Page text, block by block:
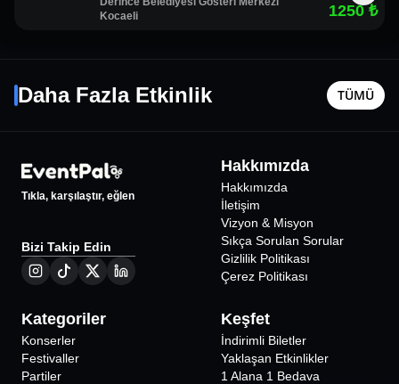
Kocaeli
1250₺
Daha Fazla Etkinlik TÜMÜ
Antalya• Antalya Aktüel Sahne
13
Antalya
Tıkla, karşılaştır, eğlen
Bizi Takip Edin
Hakkımızda
Hakkımızda
İletişim
Vizyon & Misyon
Sıkça Sorulan Sorular
Gizlilik Politikası
Çerez Politikası
Kategoriler
Konserler
Festivaller
Partiler
Keşfet
İndirimli Biletler
Yaklaşan Etkinlikler
1 Alana 1 Bedava